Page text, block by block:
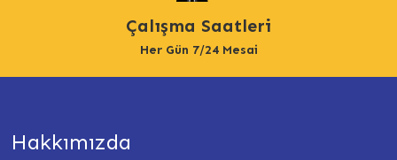
Çalışma Saatleri
Her Gün 7/24 Mesai
Hakkımızda